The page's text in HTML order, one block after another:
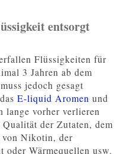
entsorgt
Flüssigkeiten für
3 Jahren ab dem
jedoch gesagt
E-liquid Aromen und
lange vorher verlieren
der Zutaten, dem
von Nikotin, der
Wärmequellen usw.